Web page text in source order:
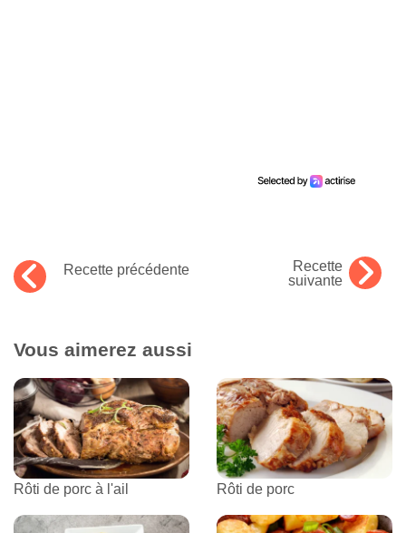
Recette précédente
Recette
suivante
Vous aimerez aussi
Rôti de porc à l'ail Rôti de porc